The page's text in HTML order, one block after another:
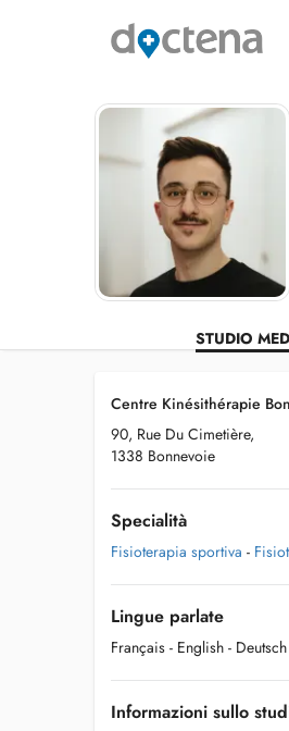
STUDIO
Centre Kinésithérapie
90, Rue Du Cimetière,
1338 Bonnevoie
Specialità
Fisioterapia sportiva -
Lingue parlate
Français - English - Deutsch
Informazioni sullo